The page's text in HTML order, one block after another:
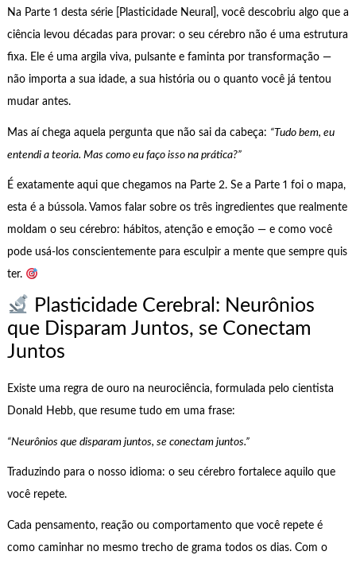
Na Parte 1 desta série [Plasticidade Neural], você descobriu algo que a
ciência levou décadas para provar: o seu cérebro não é uma estrutura
fixa. Ele é uma argila viva, pulsante e faminta por transformação —
não importa a sua idade, a sua história ou o quanto você já tentou
mudar antes.
Mas aí chega aquela pergunta que não sai da cabeça: “Tudo bem, eu
entendi a teoria. Mas como eu faço isso na prática?”
É exatamente aqui que chegamos na Parte 2. Se a Parte 1 foi o mapa,
esta é a bússola. Vamos falar sobre os três ingredientes que realmente
moldam o seu cérebro: hábitos, atenção e emoção — e como você
pode usá-los conscientemente para esculpir a mente que sempre quis
ter.
Plasticidade Cerebral: Neurônios
que Disparam Juntos, se Conectam
Juntos
Existe uma regra de ouro na neurociência, formulada pelo cientista
Donald Hebb, que resume tudo em uma frase:
“Neurônios que disparam juntos, se conectam juntos.”
Traduzindo para o nosso idioma: o seu cérebro fortalece aquilo que
você repete.
Cada pensamento, reação ou comportamento que você repete é
como caminhar no mesmo trecho de grama todos os dias. Com o